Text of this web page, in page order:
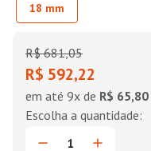
18 mm
R$ 681,05
R$ 592,22
em até 9x de R$ 65,80